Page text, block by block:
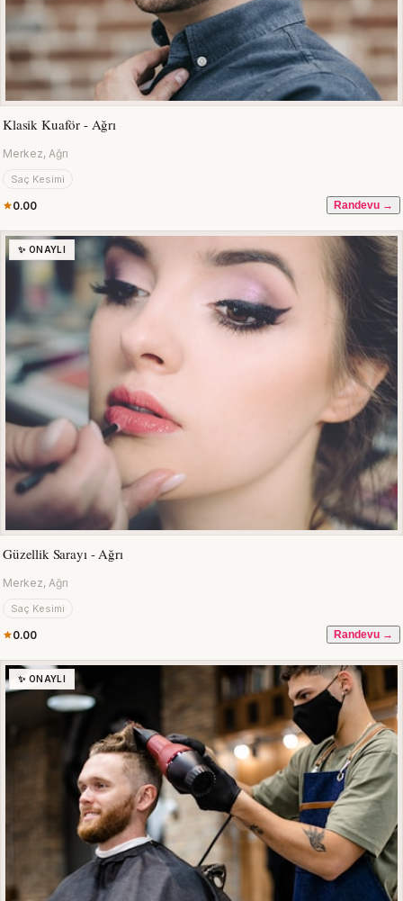
Klasik Kuaför - Ağrı
Merkez, Ağrı
Saç Kesimi
0.00 Randevu →
✨ ONAYLI
Güzellik Sarayı - Ağrı
Merkez, Ağrı
Saç Kesimi
0.00 Randevu →
✨ ONAYLI